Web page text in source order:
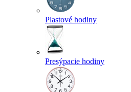
Plastové hodiny
Presýpacie hodiny